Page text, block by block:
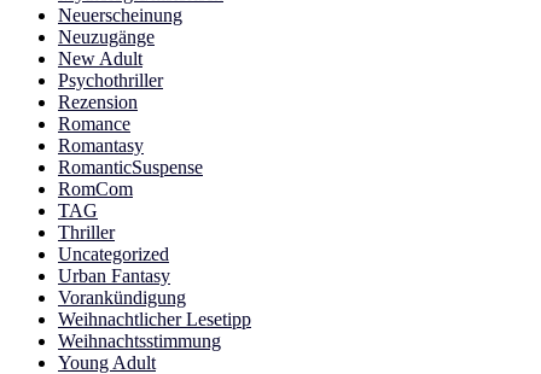
Neuerscheinung
Neuzugänge
New Adult
Psychothriller
Rezension
Romance
Romantasy
RomanticSuspense
RomCom
TAG
Thriller
Uncategorized
Urban Fantasy
Vorankündigung
Weihnachtlicher Lesetipp
Weihnachtsstimmung
Young Adult